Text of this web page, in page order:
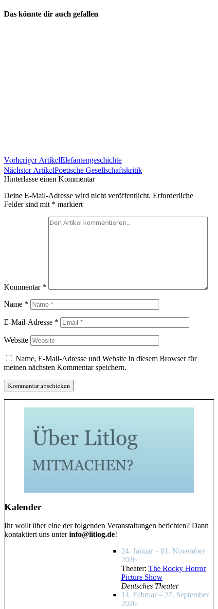
Das könnte dir auch gefallen
Vorheriger ArtikelElefantengeschichte
Nächster ArtikelPoetische Gesellschaftskritik
Hinterlasse einen Kommentar
Deine E-Mail-Adresse wird nicht veröffentlicht. Erforderliche
Felder sind mit * markiert
Kommentar *
Name *
E-Mail-Adresse *
Website
Name, E-Mail-Adresse und Website in diesem Browser für
meinen nächsten Kommentar speichern.
Kalender
Ihr wollt über eine der folgenden Veranstaltungen berichten? Dann
kontaktiert uns unterinfo@litlog.de!
24. Januar – 01. November
2026
Theater: The Rocky Horror
Picture Show
Deutsches Theater
14. Februar – 27. September
2026